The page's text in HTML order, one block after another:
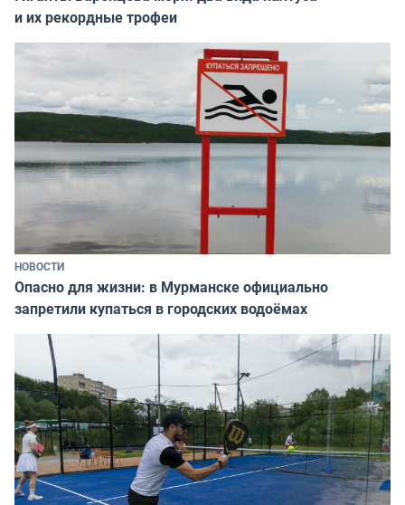
и их рекордные трофеи
НОВОСТИ
Опасно для жизни: в Мурманске официально
запретили купаться в городских водоёмах